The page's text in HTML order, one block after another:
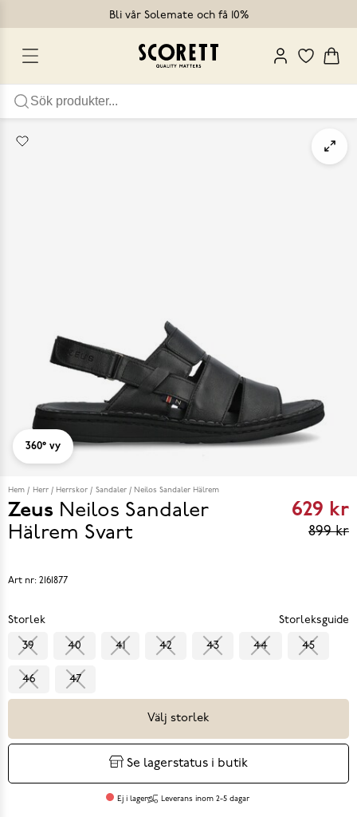
Bli vår Solemate och få 10%
360° vy
Hem Herr Herrskor Sandaler Neilos Sandaler Hälrem
Zeus Neilos Sandaler
Hälrem Svart
Current
price
629 kr
899 kr
Art nr: 2161877
Storlek Storleksguide
39 40 41 42 43 44 45
46 47
Välj storlek
Se lagerstatus i butik
Ej i lager Leverans inom 2-5 dagar